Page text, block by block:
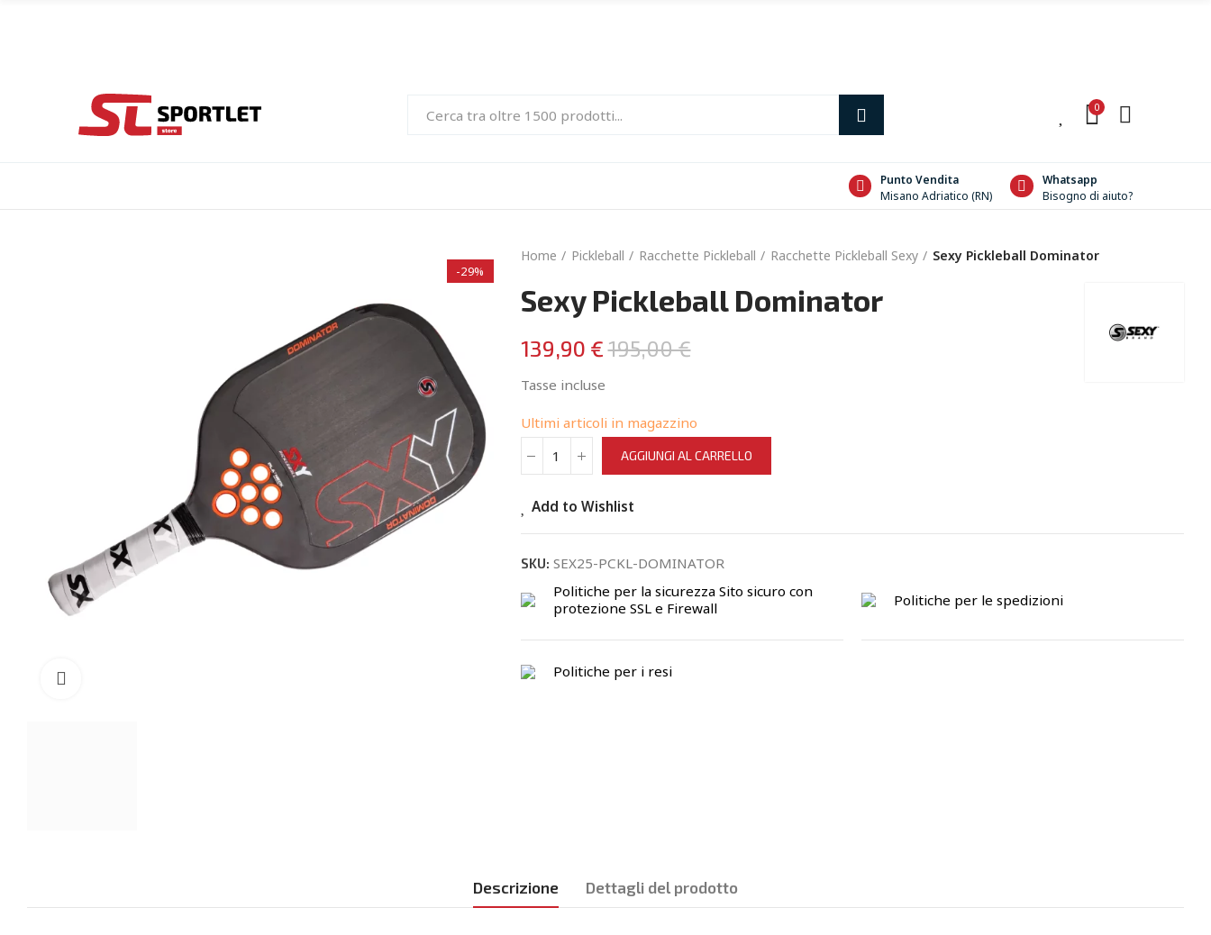
0
Punto Vendita
Misano Adriatico (RN)
Whatsapp
Bisogno di aiuto?
-29%
Home Pickleball Racchette Pickleball Racchette Pickleball Sexy Sexy Pickleball Dominator
Sexy Pickleball Dominator
139,90 €195,00 €
Tasse incluse
Ultimi articoli in magazzino
AGGIUNGI AL CARRELLO
Add to Wishlist
SKU: SEX25-PCKL-DOMINATOR
Politiche per la sicurezza Sito sicuro con
protezione SSL e Firewall
Politiche per le spedizioni
Politiche per i resi
Descrizione Dettagli del prodotto